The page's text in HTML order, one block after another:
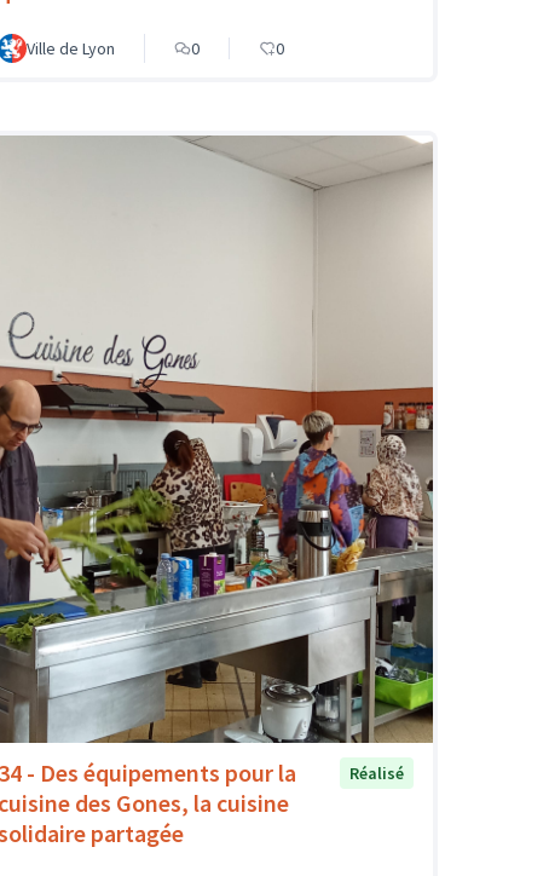
Ville de Lyon 0 0
34 - Des équipements pour la
cuisine des Gones, la cuisine
partagée
Réalisé